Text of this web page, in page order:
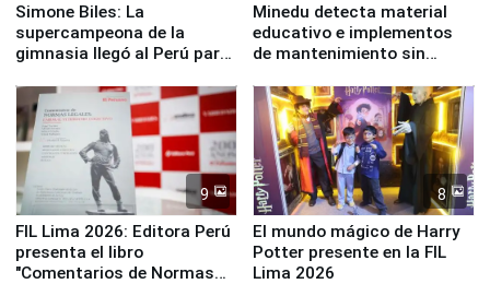
Simone Biles: La
supercampeona de la
gimnasia llegó al Perú para
Panamericanos Lima 2027
Minedu detecta material
educativo e implementos
de mantenimiento sin
la UGEL 2
9
FIL Lima 2026: Editora Perú
presenta el libro
"Comentarios de Normas
8
El mundo mágico de Harry
Potter presente en la FIL
Lima 2026